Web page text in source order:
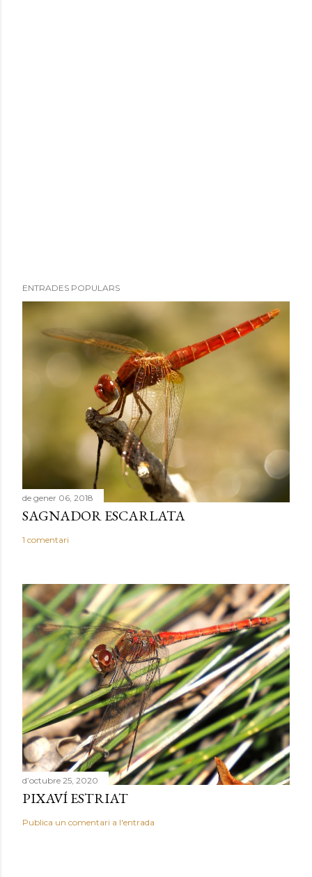
ENTRADES POPULARS
de gener 06, 2018
SAGNADOR ESCARLATA
1 comentari
d’octubre 25, 2020
PIXAVÍ ESTRIAT
Publica un comentari a l'entrada